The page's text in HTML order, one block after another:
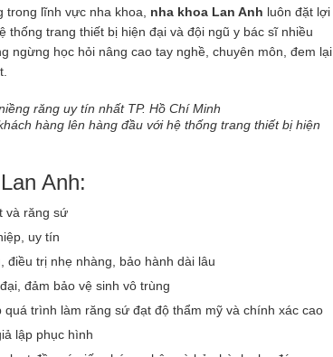
trong lĩnh vực nha khoa, nha khoa Lan Anh luôn đặt lợi
thống trang thiết bị hiện đại và đội ngũ y bác sĩ nhiều
ngừng học hỏi nâng cao tay nghề, chuyên môn, đem lại
hàng lên hàng đầu với hệ thống trang thiết bị hiện
Anh:
và răng sứ
uy tín
trị nhẹ nhàng, bảo hành dài lâu
đảm bảo vệ sinh vô trùng
trình làm răng sứ đạt độ thẩm mỹ và chính xác cao
lập phục hình